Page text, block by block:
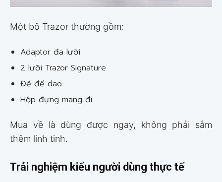
Một bộ Trazor thường gồm:
Adaptor đa lưỡi
2 lưỡi Trazor Signature
Đế để dao
Hộp đựng mang đi
Mua về là dùng được ngay, không phải sắm
thêm linh tinh.
Trải nghiệm kiểu người dùng thực tế